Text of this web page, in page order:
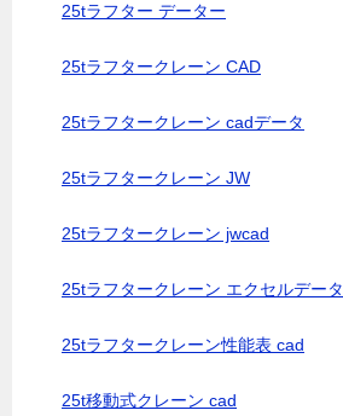
25tラフター データー
25tラフタークレーン CAD
25tラフタークレーン cadデータ
25tラフタークレーン JW
25tラフタークレーン jwcad
25tラフタークレーン エクセルデータ
25tラフタークレーン性能表 cad
25t移動式クレーン cad